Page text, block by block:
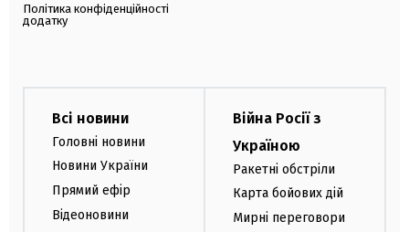
Політика конфіденційності
додатку
Всі новини
Головні новини
Новини України
Прямий ефір
Відеоновини
Війна Росії з
Україною
Ракетні обстріли
Карта бойових дій
Мирні переговори